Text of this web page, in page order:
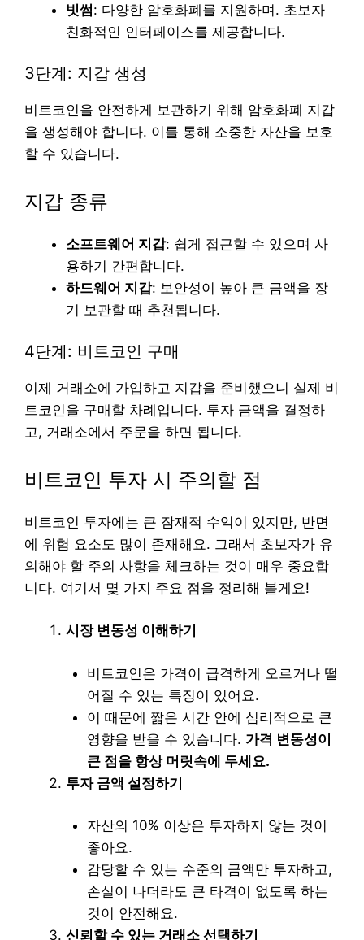
빗썸: 다양한 암호화폐를 지원하며. 초보자
친화적인 인터페이스를 제공합니다.
3단계: 지갑 생성
비트코인을 안전하게 보관하기 위해 암호화폐 지갑
을 생성해야 합니다. 이를 통해 소중한 자산을 보호
할 수 있습니다.
지갑 종류
소프트웨어 지갑: 쉽게 접근할 수 있으며 사
용하기 간편합니다.
하드웨어 지갑: 보안성이 높아 큰 금액을 장
기 보관할 때 추천됩니다.
4단계: 비트코인 구매
이제 거래소에 가입하고 지갑을 준비했으니 실제 비
트코인을 구매할 차례입니다. 투자 금액을 결정하
고, 거래소에서 주문을 하면 됩니다.
비트코인 투자 시 주의할 점
비트코인 투자에는 큰 잠재적 수익이 있지만, 반면
에 위험 요소도 많이 존재해요. 그래서 초보자가 유
의해야 할 주의 사항을 체크하는 것이 매우 중요합
니다. 여기서 몇 가지 주요 점을 정리해 볼게요!
시장 변동성 이해하기
비트코인은 가격이 급격하게 오르거나 떨
어질 수 있는 특징이 있어요.
이 때문에 짧은 시간 안에 심리적으로 큰
영향을 받을 수 있습니다. 가격 변동성이
큰 점을 항상 머릿속에 두세요.
투자 금액 설정하기
자산의 10% 이상은 투자하지 않는 것이
좋아요.
감당할 수 있는 수준의 금액만 투자하고,
손실이 나더라도 큰 타격이 없도록 하는
것이 안전해요.
신뢰할 수 있는 거래소 선택하기